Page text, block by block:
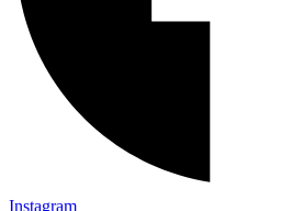
Instagram